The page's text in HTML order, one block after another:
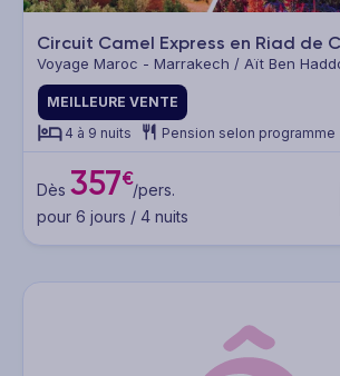
Circuit Camel Express en Riad de
Voyage Maroc - Marrakech / Aït Ben
Draa / Zagora / Oasis de Fint / Ouarzazate
MEILLEURE VENTE
4 à 9 nuits
Pension selon programme
Dès 357€/pers.
pour 6 jours / 4 nuits